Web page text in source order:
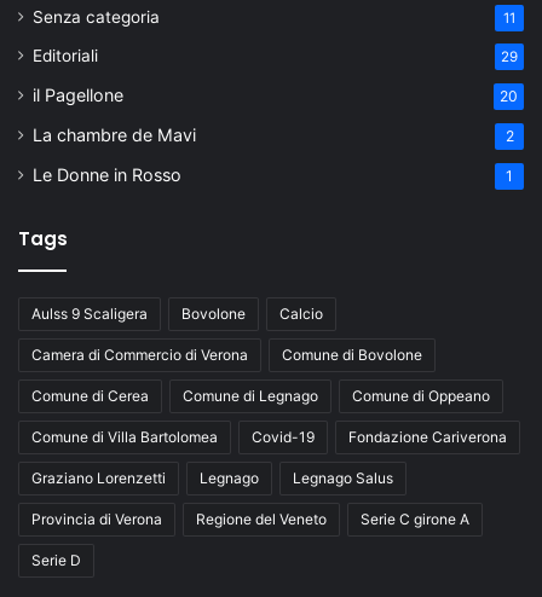
Senza categoria 11
Editoriali 29
il Pagellone 20
La chambre de Mavi 2
Le Donne in Rosso 1
Tags
Aulss 9 Scaligera Bovolone Calcio
Camera di Commercio di Verona Comune di Bovolone
Comune di Cerea Comune di Legnago Comune di Oppeano
Comune di Villa Bartolomea Covid-19 Fondazione Cariverona
Graziano Lorenzetti Legnago Legnago Salus
Provincia di Verona Regione del Veneto Serie C girone A
Serie D